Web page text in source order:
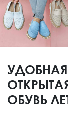
ОБУВЬ